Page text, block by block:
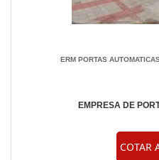
ERM PORTAS
EMPRESA DE
COTAR